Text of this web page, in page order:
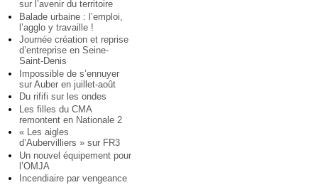
sur l’avenir du territoire
Balade urbaine : l’emploi,
l’agglo y travaille !
Journée création et reprise
d’entreprise en Seine-
Saint-Denis
Impossible de s’ennuyer
sur Auber en juillet-août
Du rififi sur les ondes
Les filles du CMA
remontent en Nationale 2
« Les aigles
d’Aubervilliers » sur FR3
Un nouvel équipement pour
l’OMJA
Incendiaire par vengeance